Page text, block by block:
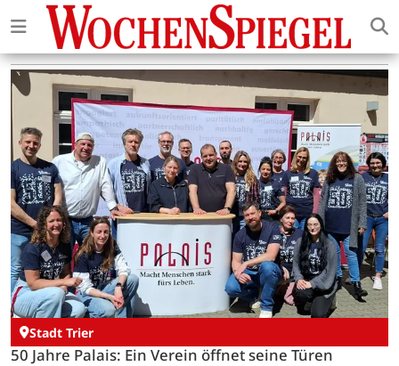
Stadt Trier
50 Jahre Palais: Ein Verein öffnet seine Türen